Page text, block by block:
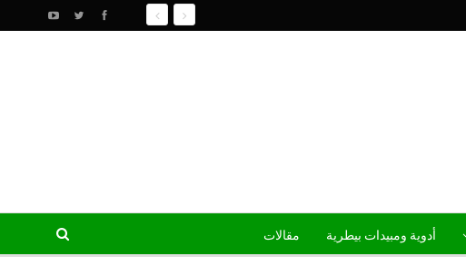
أدوية ومبيدات بيطرية مقالات